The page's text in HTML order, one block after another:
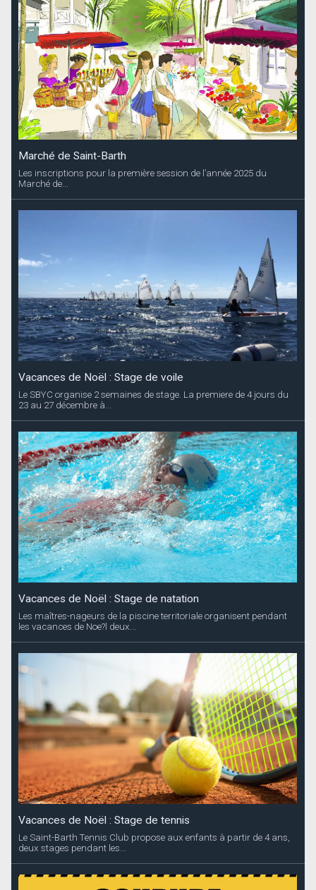
Marché de Saint-Barth
Les inscriptions pour la première session de l’année 2025 du
Marché de...
Vacances de Noël : Stage de voile
Le SBYC organise 2 semaines de stage. La premiere de 4 jours du
23 au 27 décembre à...
Vacances de Noël : Stage de natation
Les maîtres-nageurs de la piscine territoriale organisent pendant
les vacances de Noe?l deux...
Vacances de Noël : Stage de tennis
Le Saint-Barth Tennis Club propose aux enfants à partir de 4 ans,
deux stages pendant les...